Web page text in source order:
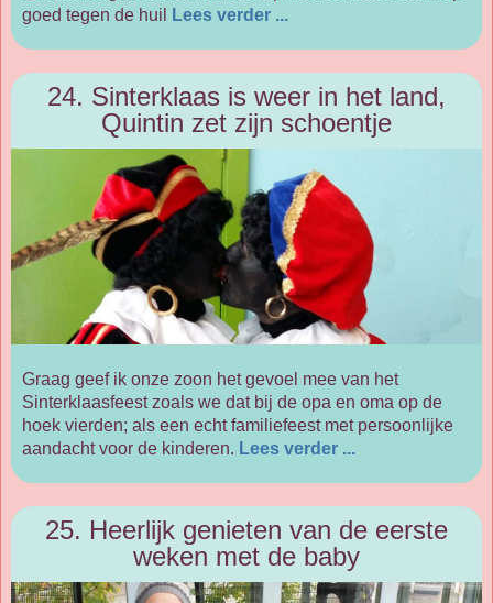
goed tegen de huil
Lees verder ...
24. Sinterklaas is weer in het land,
Quintin zet zijn schoentje
Graag geef ik onze zoon het gevoel mee van het
Sinterklaasfeest zoals we dat bij de opa en oma op de
hoek vierden; als een echt familiefeest met persoonlijke
aandacht voor de kinderen. Lees verder ...
25. Heerlijk genieten van de eerste
weken met de baby